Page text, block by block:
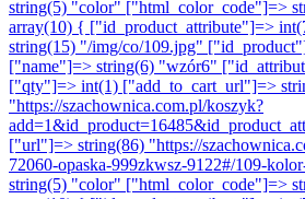
string(5) "color" ["html_color_code"]=>
array(10) { ["id_product_attribute"]=>
string(15) "/img/co/109.jpg"
["name"]=> string(6) "wzór6"
["qty"]=> int(1) ["add_to_cart_url"]=>
"https://szachownica.com.pl/koszyk?
["url"]=> string(86) "https://
72060-opaska-999zkwsz-9122#/109-
string(5) "color" ["html_color_code"]=>